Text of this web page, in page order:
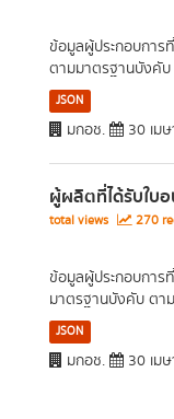
ข้อมูลผู้ประกอบการ
ตามมาตรฐานบังคั
JSON
มกอช. 30 เม
ผู้ผลิตที่ได้รับใบ
total views
270
ข้อมูลผู้ประกอบกา
มาตรฐานบังคับ ตา
JSON
มกอช. 30 เม